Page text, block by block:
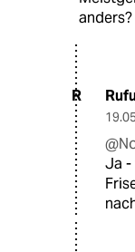
anders?
R
Ja -